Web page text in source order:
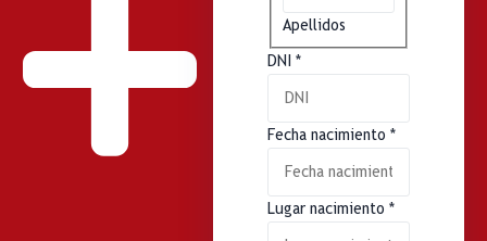
Apellidos
DNI *
Fecha nacimiento *
Lugar nacimiento *